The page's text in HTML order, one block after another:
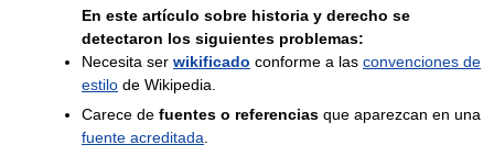
En este artículo sobre historia y derecho se
detectaron los siguientes problemas:
Necesita ser wikificado conforme a las convenciones de
estilo de Wikipedia.
Carece de fuentes o referencias que aparezcan en una
fuente acreditada